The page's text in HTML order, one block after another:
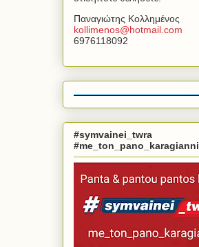
Παναγιώτης Κολλημένος
kollimenos@hotmail com
6976118092
#symvainei_twra
#me_ton_pano_karagianni